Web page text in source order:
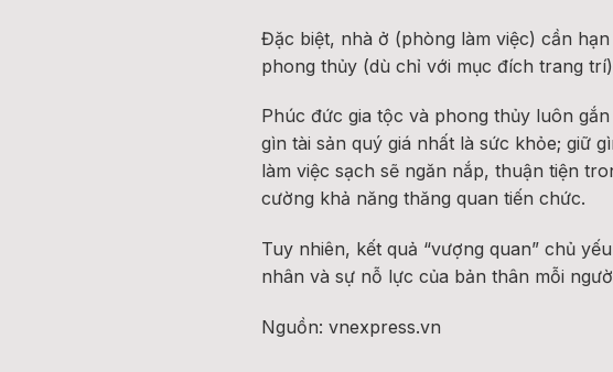
Đặc biệt, nhà ở (phòng làm việc) cần
phong thủy (dù chỉ với mục đích trang
Phúc đức gia tộc và phong thủy luôn
gìn tài sản quý giá nhất là sức khỏe; giữ
làm việc sạch sẽ ngăn nắp, thuận tiện
cường khả năng thăng quan tiến chức.
Tuy nhiên, kết quả “vượng quan” chủ
nhân và sự nỗ lực của bản thân mỗi
Nguồn: vnexpress.vn